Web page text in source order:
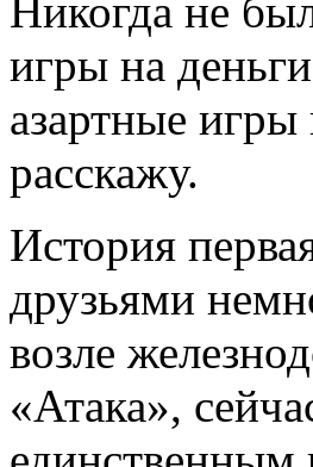
Никогда не
игры на
азартные
расскажу.
История
друзьями
возле
«Атака»,